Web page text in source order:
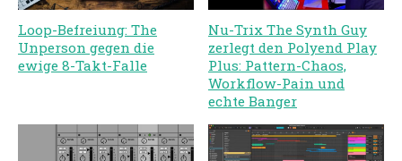
Loop-Befreiung: The
Unperson gegen die
ewige 8-Takt-Falle
Nu-Trix The Synth Guy
zerlegt den Polyend Play
Plus: Pattern-Chaos,
Workflow-Pain und
echte Banger